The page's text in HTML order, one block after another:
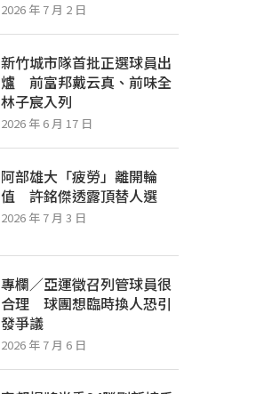
2026 年 7 月 2 日
新竹城市隊首批正選球員出
爐 前富邦戴云真、前味全
林子宸入列
2026 年 6 月 17 日
阿部雄大「疲勞」離開輪
值 許銘傑透露頂替人選
2026 年 7 月 3 日
專欄／亞運徵召列管球員很
合理 球團想臨時換人恐引
發爭議
2026 年 7 月 6 日